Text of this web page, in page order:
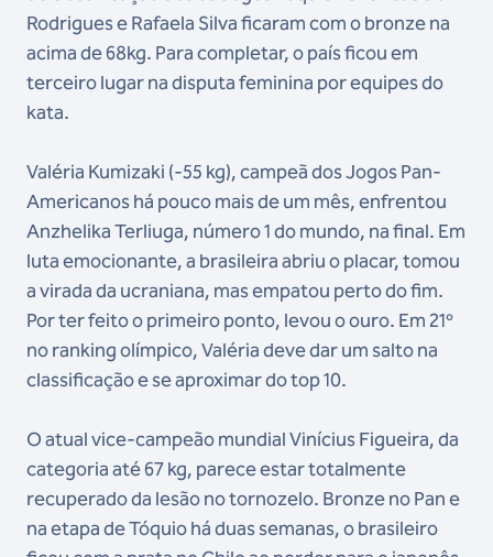
Rodrigues e Rafaela Silva ficaram com o bronze na
acima de 68kg. Para completar, o país ficou em
terceiro lugar na disputa feminina por equipes do
kata.
Valéria Kumizaki (-55 kg), campeã dos Jogos Pan-
Americanos há pouco mais de um mês, enfrentou
Anzhelika Terliuga, número 1 do mundo, na final. Em
luta emocionante, a brasileira abriu o placar, tomou
a virada da ucraniana, mas empatou perto do fim.
Por ter feito o primeiro ponto, levou o ouro. Em 21º
no ranking olímpico, Valéria deve dar um salto na
classificação e se aproximar do top 10.
O atual vice-campeão mundial Vinícius Figueira, da
categoria até 67 kg, parece estar totalmente
recuperado da lesão no tornozelo. Bronze no Pan e
na etapa de Tóquio há duas semanas, o brasileiro